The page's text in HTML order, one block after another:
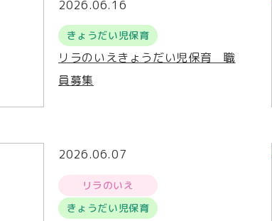
2026.06.16
きょうだい児保育
リラのいえきょうだい児保育 職
員募集
2026.06.07
リラのいえ
きょうだい児保育